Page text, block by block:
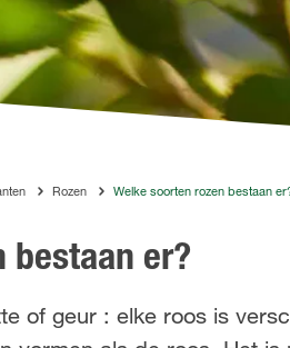
Rozen Welke soorten rozen bestaan
bestaan er?
of geur : elke roos is